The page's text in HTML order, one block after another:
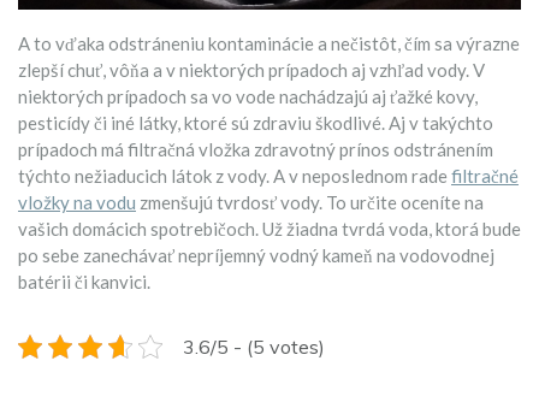
A to vďaka odstráneniu kontaminácie a nečistôt, čím sa výrazne
zlepší chuť, vôňa a v niektorých prípadoch aj vzhľad vody. V
niektorých prípadoch sa vo vode nachádzajú aj ťažké kovy,
pesticídy či iné látky, ktoré sú zdraviu škodlivé. Aj v takýchto
prípadoch má filtračná vložka zdravotný prínos odstránením
týchto nežiaducich látok z vody. A v neposlednom rade filtračné
vložky na vodu zmenšujú tvrdosť vody. To určite oceníte na
vašich domácich spotrebičoch. Už žiadna tvrdá voda, ktorá bude
po sebe zanechávať nepríjemný vodný kameň na vodovodnej
batérii či kanvici.
3.6/5 - (5 votes)